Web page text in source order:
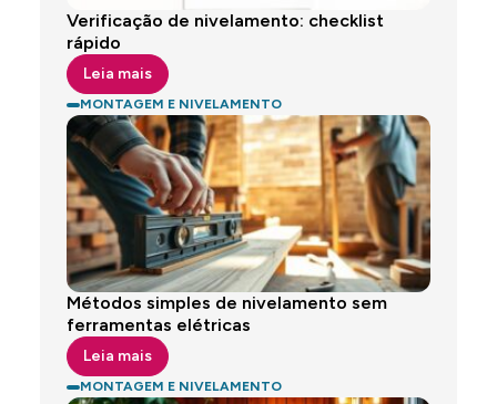
Verificação de nivelamento: checklist
rápido
Leia mais
MONTAGEM E NIVELAMENTO
Métodos simples de nivelamento sem
ferramentas elétricas
Leia mais
MONTAGEM E NIVELAMENTO